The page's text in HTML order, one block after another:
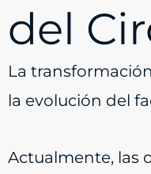
del
La
la evolución del
Actualmente, las